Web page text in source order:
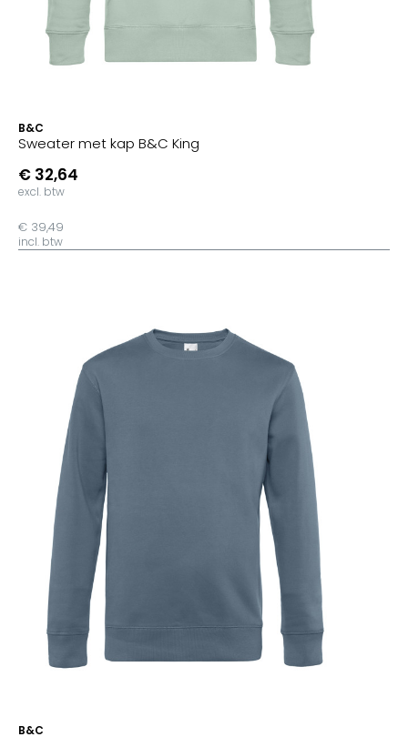
B&C
Sweater met kap B&C King
€ 32,64
excl. btw
€ 39,49
incl. btw
B&C